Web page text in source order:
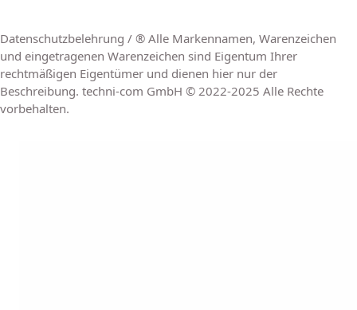
Datenschutzbelehrung / ® Alle Markennamen, Warenzeichen
und eingetragenen Warenzeichen sind Eigentum Ihrer
rechtmäßigen Eigentümer und dienen hier nur der
Beschreibung. techni-com GmbH © 2022-2025 Alle Rechte
vorbehalten.